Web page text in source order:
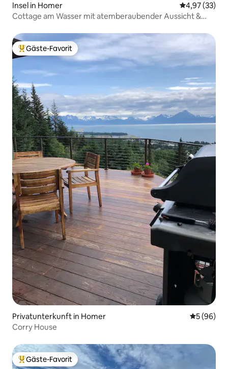
Insel in Homer
4,97 (33)
Cottage am Wasser mit atemberaubender Aussicht &
Beliebter Gäste-Favorit.
Gäste-Favorit
Privatunterkunft in Homer
5 (96)
Corry House
Beliebter Gäste-Favorit.
Gäste-Favorit